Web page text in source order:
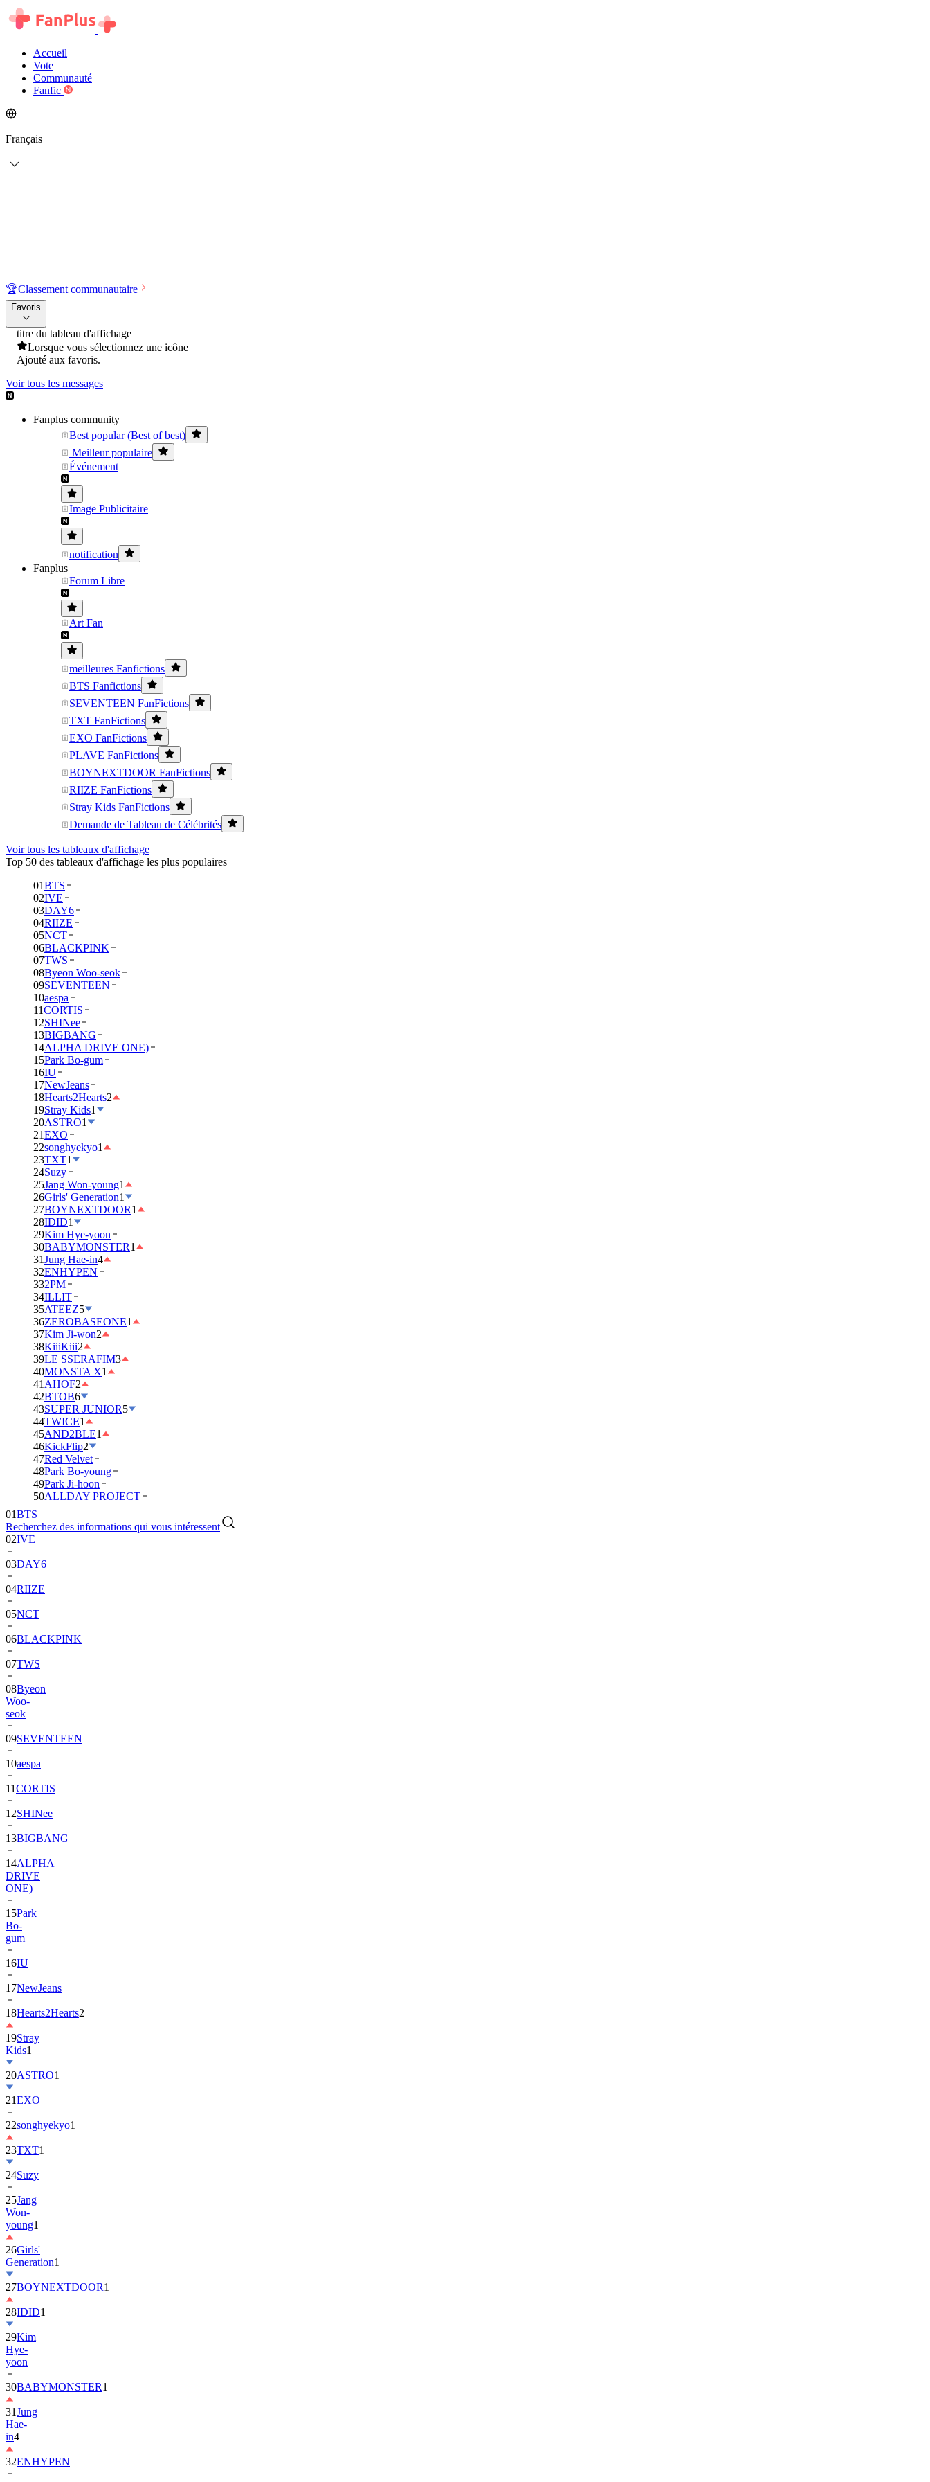
Accueil
Vote
Communauté
Fanfic
Français
🏆Classement communautaire
Favoris
titre du tableau d'affichage
Lorsque vous sélectionnez une icône
Ajouté aux favoris.
Voir tous les messages
Fanplus community
Best popular (Best of best)
Meilleur populaire
Événement
Image Publicitaire
notification
Fanplus
Forum Libre
Art Fan
meilleures Fanfictions
BTS Fanfictions
SEVENTEEN FanFictions
TXT FanFictions
EXO FanFictions
PLAVE FanFictions
BOYNEXTDOOR FanFictions
RIIZE FanFictions
Stray Kids FanFictions
Demande de Tableau de Célébrités
Voir tous les tableaux d'affichage
Top 50 des tableaux d'affichage les plus populaires
01BTS
02IVE
03DAY6
04RIIZE
05NCT
06BLACKPINK
07TWS
08Byeon Woo-seok
09SEVENTEEN
10aespa
11CORTIS
12SHINee
13BIGBANG
14ALPHA DRIVE ONE)
15Park Bo-gum
16IU
17NewJeans
18Hearts2Hearts2
19Stray Kids1
20ASTRO1
21EXO
22songhyekyo1
23TXT1
24Suzy
25Jang Won-young1
26Girls' Generation1
27BOYNEXTDOOR1
28IDID1
29Kim Hye-yoon
30BABYMONSTER1
31Jung Hae-in4
32ENHYPEN
332PM
34ILLIT
35ATEEZ5
36ZEROBASEONE1
37Kim Ji-won2
38KiiiKiii2
39LE SSERAFIM3
40MONSTA X1
41 AHOF2
42BTOB6
43SUPER JUNIOR5
44TWICE1
45AND2BLE1
46KickFlip2
47Red Velvet
48Park Bo-young
49Park Ji-hoon
50ALLDAY PROJECT
Recherchez des informations qui vous intéressent
BTS
02IVE
03DAY6
04RIIZE
05NCT
06BLACKPINK
07TWS
08Byeon
Woo-
seok
09SEVENTEEN
10aespa
11CORTIS
12SHINee
13BIGBANG
14ALPHA
DRIVE
ONE)
15Park
Bo-
gum
16IU
17NewJeans
18Hearts2Hearts
19Stray
Kids
20ASTRO
21EXO
22songhyekyo
23TXT1
24Suzy
25Jang
Won-
young1
26Girls'
Generation
27BOYNEXTDOOR
28IDID1
29Kim
Hye-
yoon
30BABYMONSTER
31Jung
Hae-
in4
32ENHYPEN
332PM